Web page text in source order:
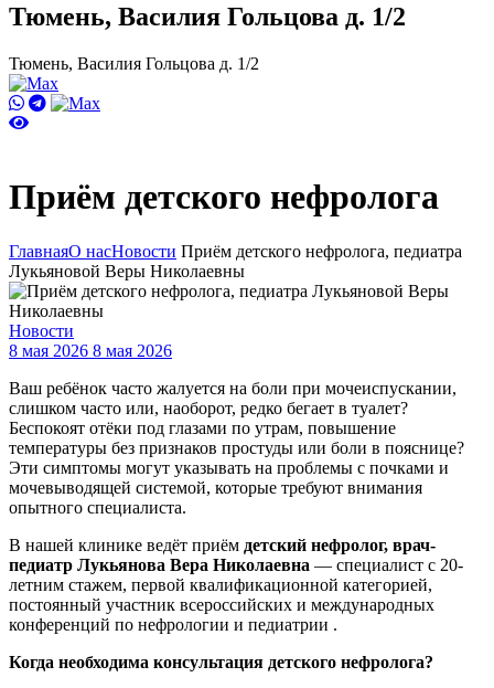
Тюмень, Василия Гольцова д. 1/2
Тюмень, Василия Гольцова д. 1/2
Приём детского нефролога
ГлавнаяО насНовости Приём детского нефролога, педиатра
Лукьяновой Веры Николаевны
Новости
8 мая 2026 8 мая 2026
Ваш ребёнок часто жалуется на боли при мочеиспускании,
слишком часто или, наоборот, редко бегает в туалет?
Беспокоят отёки под глазами по утрам, повышение
температуры без признаков простуды или боли в пояснице?
Эти симптомы могут указывать на проблемы с почками и
мочевыводящей системой, которые требуют внимания
опытного специалиста.
В нашей клинике ведёт приём детский нефролог, врач-
педиатр Лукьянова Вера Николаевна — специалист с 20-
летним стажем, первой квалификационной категорией,
постоянный участник всероссийских и международных
конференций по нефрологии и педиатрии .
Когда необходима консультация детского нефролога?